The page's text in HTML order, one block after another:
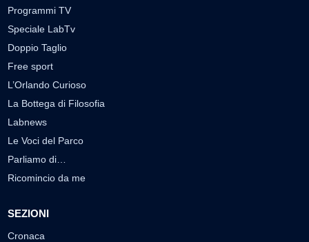
Programmi TV
Speciale LabTv
Doppio Taglio
Free sport
L’Orlando Curioso
La Bottega di Filosofia
Labnews
Le Voci del Parco
Parliamo di…
Ricomincio da me
SEZIONI
Cronaca